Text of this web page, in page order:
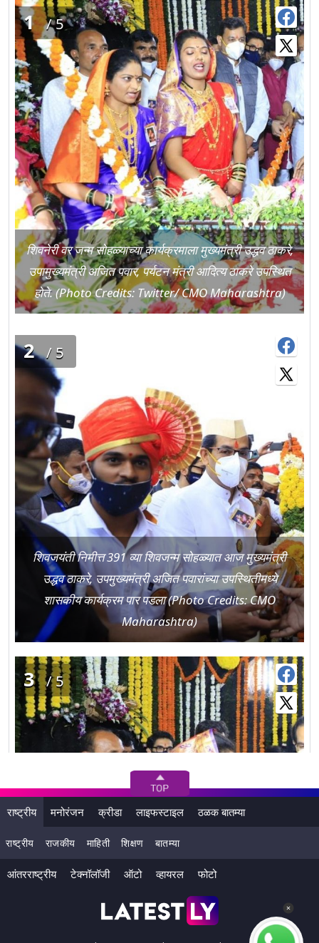
1/5
शिवनेरी वर जन्म सोहळ्याच्या कार्यक्रमाला मुख्यमंत्री उद्धव ठाकरे,
उपामुख्यमंत्री अजित पवार, पर्यटन मंत्री आदित्य ठाकरे उपस्थित
होते. (Photo Credits: Twitter/ CMO Maharashtra)
2/5
शिवजयंती निमीत्त 391 व्या शिवजन्म सोहळ्यात आज मुख्यमंत्री
उद्धव ठाकरे, उपमुख्यमंत्री अजित पवारांच्या उपस्थितीमध्ये
शासकीय कार्यक्रम पार पडला (Photo Credits: CMO
Maharashtra)
3/5
शिवनेरी किल्ल्यावर शिवजन्म सोहळा पाळणा गाऊन साजरा केला
राष्ट्रीय मनोरंजन क्रीडा लाइफस्टाइल ठळक बातम्या
राष्ट्रीय राजकीय माहिती शिक्षण बातम्या
आंतरराष्ट्रीय टेक्नॉलॉजी ऑटो व्हायरल फोटो